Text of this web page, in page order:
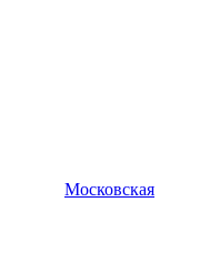
Московская